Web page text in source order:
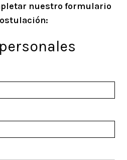
nuestro formulario